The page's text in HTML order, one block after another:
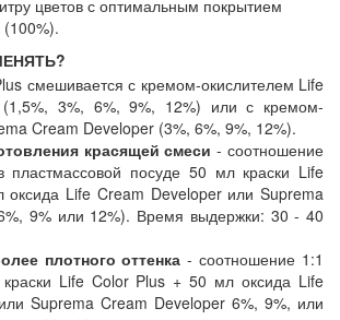
цветов с оптимальным покрытием
смешивается с кремом-окислителем Life
(1,5%, 3%, 6%, 9%, 12%) или с кремом-
Cream Developer (3%, 6%, 9%, 12%).
красящей смеси - соотношение
пластмассовой посуде 50 мл краски Life
Life Cream Developer или Suprema
9% или 12%). Время выдержки: 30 - 40
плотного оттенка - соотношение 1:1
Life Color Plus + 50 мл оксида Life
Suprema Cream Developer 6%, 9%, или